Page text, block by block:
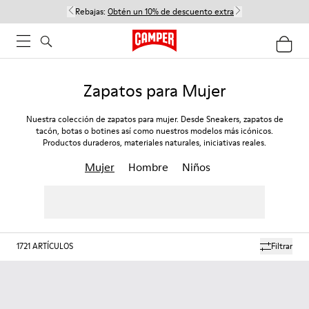
Rebajas: Obtén un 10% de descuento extra
Zapatos para Mujer
Nuestra colección de zapatos para mujer. Desde Sneakers, zapatos de
tacón, botas o botines así como nuestros modelos más icónicos.
Productos duraderos, materiales naturales, iniciativas reales.
Mujer Hombre Niños
Filtrar
1721ARTÍCULOS